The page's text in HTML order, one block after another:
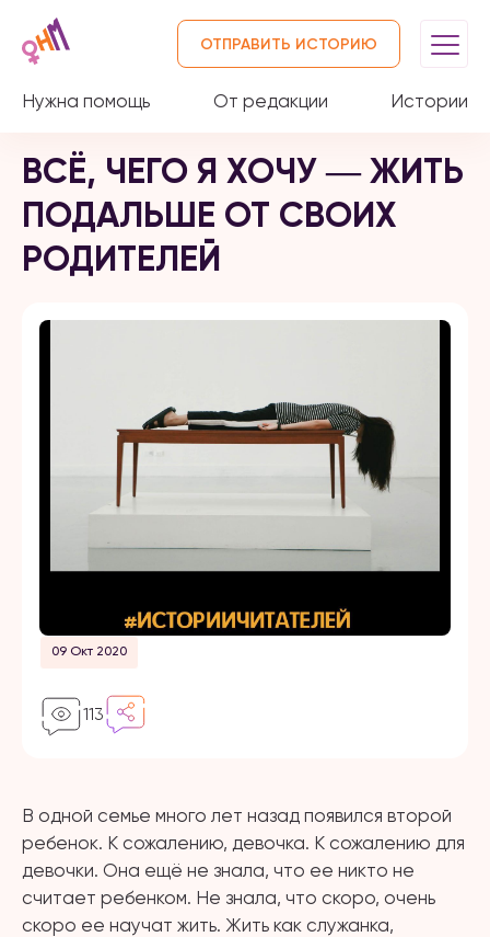
Нужна помощь От редакции Истории
ОТПРАВИТЬ ИСТОРИЮ
ВСЁ, ЧЕГО Я ХОЧУ ― ЖИТЬ
ПОДАЛЬШЕ ОТ СВОИХ
РОДИТЕЛЕЙ
09 Окт 2020
113
В одной семье много лет назад появился второй
ребенок. К сожалению, девочка. К сожалению для
девочки. Она ещё не знала, что ее никто не
считает ребенком. Не знала, что скоро, очень
скоро ее научат жить. Жить как служанка,